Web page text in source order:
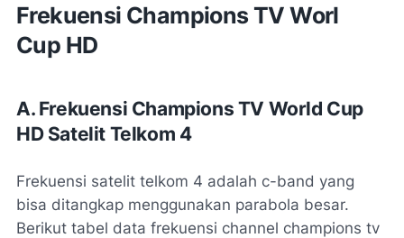
Frekuensi Champions TV Worl
Cup HD
A. Frekuensi Champions TV World Cup
HD Satelit Telkom 4
Frekuensi satelit telkom 4 adalah c-band yang
bisa ditangkap menggunakan parabola besar.
Berikut tabel data frekuensi channel champions tv